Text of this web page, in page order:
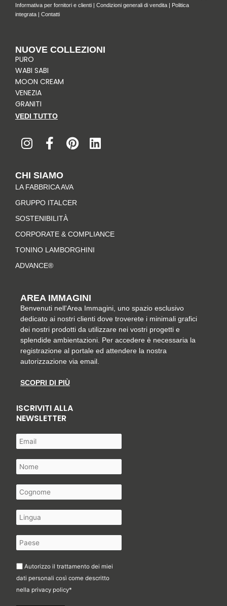
Informativa per fornitori e clienti | Condizioni generali di vendita | Politica
integrata | Contatti
NUOVE COLLEZIONI
PURO
WABI SABI
MOON CREAM
VENEZIA
GRANITI
VEDI TUTTO
n
s
a
g
r
a
m
a
c
b
o
o
k
-
f
i
n
r
e
t
i
n
CHI SIAMO
LA FABBRICA AVA
GRUPPO ITALCER
SOSTENIBILITÀ
CORPORATE & COMPLIANCE
TONINO LAMBORGHINI
ADVANCE®
AREA IMMAGINI
Benvenuti nell'Area Immagini, uno spazio esclusivo
dedicato ai nostri clienti dove troverete i minimali grafici
dei nostri prodotti da utilizzare nei vostri progetti e
splendide ambientazioni. Per accedere è necessaria la
registrazione al portale ed attendere la nostra
autorizzazione via email.
SCOPRI DI PIÙ
ISCRIVITI ALLA
NEWSLETTER
Autorizzo il trattamento dei miei
dati personali così come descritto
nella privacy policy*